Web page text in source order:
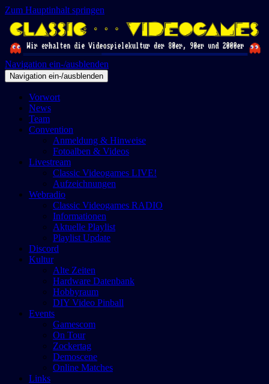
Zum Hauptinhalt springen
Navigation ein-/ausblenden
Navigation ein-/ausblenden
Vorwort
News
Team
Convention
Anmeldung & Hinweise
Fotoalben & Videos
Livestream
Classic Videogames LIVE!
Aufzeichnungen
Webradio
Classic Videogames RADIO
Informationen
Aktuelle Playlist
Playlist Update
Discord
Kultur
Alte Zeiten
Hardware Datenbank
Hobbyraum
DIY Video Pinball
Events
Gamescom
On Tour
Zockertag
Demoscene
Online Matches
Links